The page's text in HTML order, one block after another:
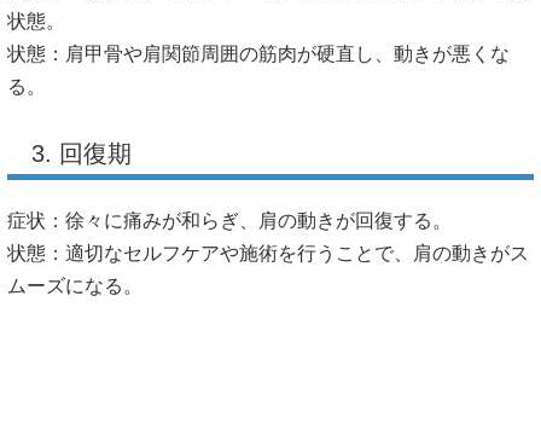
状態。
状態：肩甲骨や肩関節周囲の筋肉が硬直し、動きが悪くな
る。
3. 回復期
症状：徐々に痛みが和らぎ、肩の動きが回復する。
状態：適切なセルフケアや施術を行うことで、肩の動きがス
ムーズになる。